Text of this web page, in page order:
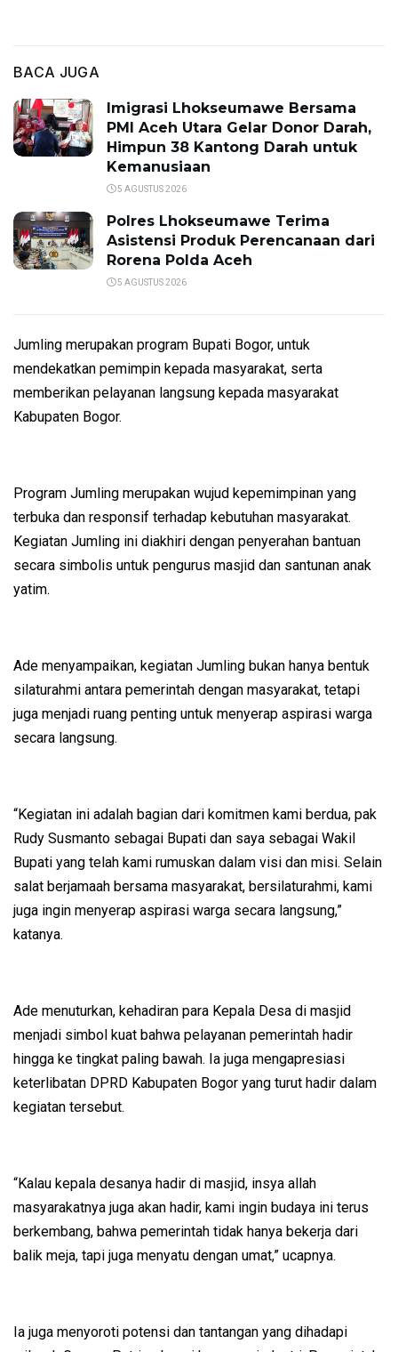
BACA JUGA
Imigrasi Lhokseumawe Bersama
PMI Aceh Utara Gelar Donor Darah,
Himpun 38 Kantong Darah untuk
Kemanusiaan
5 AGUSTUS 2026
Polres Lhokseumawe Terima
Asistensi Produk Perencanaan dari
Rorena Polda Aceh
5 AGUSTUS 2026
Jumling merupakan program Bupati Bogor, untuk
mendekatkan pemimpin kepada masyarakat, serta
memberikan pelayanan langsung kepada masyarakat
Kabupaten Bogor.
Program Jumling merupakan wujud kepemimpinan yang
terbuka dan responsif terhadap kebutuhan masyarakat.
Kegiatan Jumling ini diakhiri dengan penyerahan bantuan
secara simbolis untuk pengurus masjid dan santunan anak
yatim.
Ade menyampaikan, kegiatan Jumling bukan hanya bentuk
silaturahmi antara pemerintah dengan masyarakat, tetapi
juga menjadi ruang penting untuk menyerap aspirasi warga
secara langsung.
“Kegiatan ini adalah bagian dari komitmen kami berdua, pak
Rudy Susmanto sebagai Bupati dan saya sebagai Wakil
Bupati yang telah kami rumuskan dalam visi dan misi. Selain
salat berjamaah bersama masyarakat, bersilaturahmi, kami
juga ingin menyerap aspirasi warga secara langsung,”
katanya.
Ade menuturkan, kehadiran para Kepala Desa di masjid
menjadi simbol kuat bahwa pelayanan pemerintah hadir
hingga ke tingkat paling bawah. Ia juga mengapresiasi
keterlibatan DPRD Kabupaten Bogor yang turut hadir dalam
kegiatan tersebut.
“Kalau kepala desanya hadir di masjid, insya allah
masyarakatnya juga akan hadir, kami ingin budaya ini terus
berkembang, bahwa pemerintah tidak hanya bekerja dari
balik meja, tapi juga menyatu dengan umat,” ucapnya.
Ia juga menyoroti potensi dan tantangan yang dihadapi